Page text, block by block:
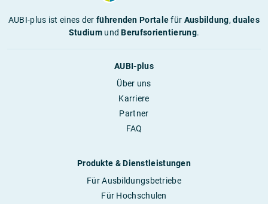
AUBI-plus ist eines derführenden Portalefür Ausbildung,duales
StudiumundBerufsorientierung.
AUBI-plus
Über uns
Karriere
Partner
FAQ
Produkte & Dienstleistungen
Für Ausbildungsbetriebe
Für Hochschulen